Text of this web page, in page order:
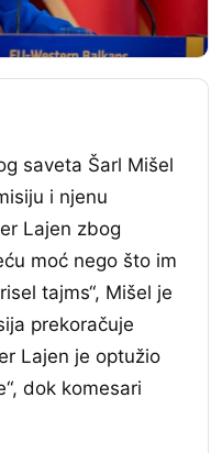
saveta Šarl Mišel
i njenu
Lajen zbog
moć nego što im
tajms“, Mišel je
prekoračuje
Lajen je optužio
dok komesari